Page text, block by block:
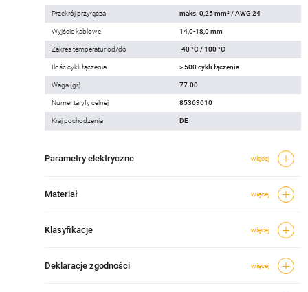
Przekrój przyłącza maks. 0,25 mm² / AWG 24
Wyjście kablowe 14,0-18,0 mm
Zakres temperatur od/do -40 °C / 100 °C
Ilość cykli łączenia > 500 cykli łączenia
Waga (gr) 77.00
Numer taryfy celnej 85369010
Kraj pochodzenia DE
Parametry elektryczne więcej
Materiał więcej
Klasyfikacje więcej
Deklaracje zgodności więcej